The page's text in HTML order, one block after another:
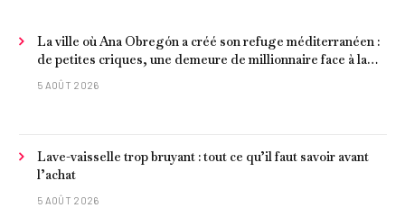
La ville où Ana Obregón a créé son refuge méditerranéen :
de petites criques, une demeure de millionnaire face à la
mer et les meilleurs fruits de mer
5 AOÛT 2026
Lave-vaisselle trop bruyant : tout ce qu’il faut savoir avant
l’achat
5 AOÛT 2026